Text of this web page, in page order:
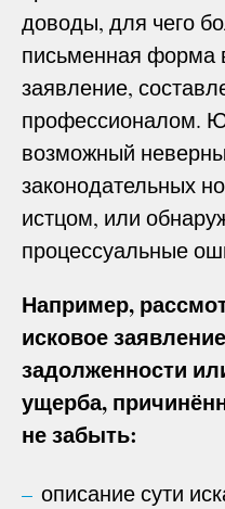
доводы, для чего
письменная форма
заявление,
профессионалом.
возможный
законодательных
истцом, или
процессуальные
Например,
исковое
задолженности
ущерба,
не забыть:
описание сути